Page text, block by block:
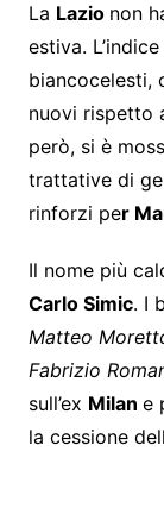
La Lazio non
estiva.
biancocelesti,
nuovi rispetto
però, si è
trattative di
rinforzi per
Il nome più
Carlo Simic. I
Matteo
Fabrizio
sull’ex Milan e
la cessione